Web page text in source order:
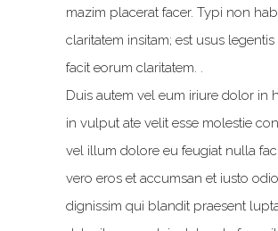
mazim placerat facer. Typi non
claritatem insitam; est usus legentis
facit eorum claritatem. .
Duis autem vel eum iriure dolor in
in vulput ate velit esse molestie
vel illum dolore eu feugiat nulla
vero eros et accumsan et iusto odio
dignissim qui blandit praesent